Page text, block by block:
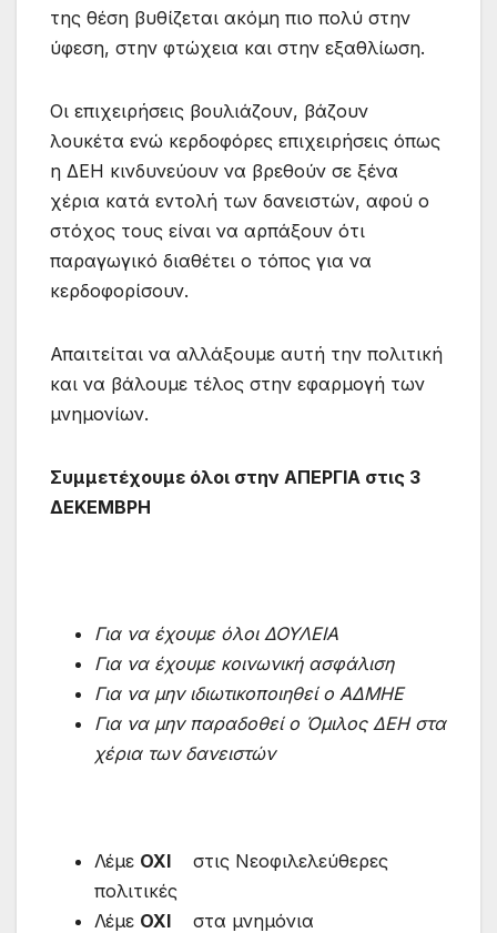
της θέση βυθίζεται ακόμη πιο πολύ στην
ύφεση, στην φτώχεια και στην εξαθλίωση.
Οι επιχειρήσεις βουλιάζουν, βάζουν
λουκέτα ενώ κερδοφόρες επιχειρήσεις όπως
η ΔΕΗ κινδυνεύουν να βρεθούν σε ξένα
χέρια κατά εντολή των δανειστών, αφού ο
στόχος τους είναι να αρπάξουν ότι
παραγωγικό διαθέτει ο τόπος για να
κερδοφορίσουν.
Απαιτείται να αλλάξουμε αυτή την πολιτική
και να βάλουμε τέλος στην εφαρμογή των
μνημονίων.
Συμμετέχουμε όλοι στην ΑΠΕΡΓΙΑ στις 3
ΔΕΚΕΜΒΡΗ
Για να έχουμε όλοι ΔΟΥΛΕΙΑ
Για να έχουμε κοινωνική ασφάλιση
Για να μην ιδιωτικοποιηθεί ο ΑΔΜΗΕ
Για να μην παραδοθεί ο Όμιλος ΔΕΗ στα
χέρια των δανειστών
Λέμε ΟΧΙ στις Νεοφιλελεύθερες
πολιτικές
Λέμε ΟΧΙ στα μνημόνια